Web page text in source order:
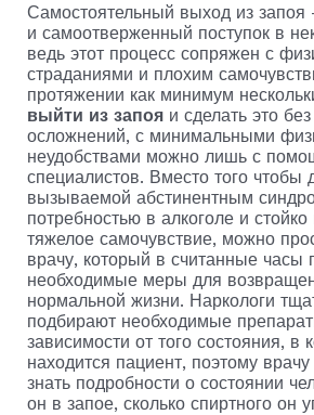
Самостоятельный выход из запоя
и самоотверженный поступок в
ведь этот процесс сопряжен с
страданиями и плохим
протяжении как минимум
выйти из запояи сделать это без
осложнений, с минимальными
неудобствами можно лишь с
специалистов. Вместо того чтобы
вызываемой абстинентным
потребностью в алкоголе и стойко
тяжелое самочувствие, можно
врачу, который в считанные часы
необходимые меры для
нормальной жизни. Наркологи
подбирают необходимые
зависимости от того состояния, в
находится пациент, поэтому
знать подробности о состоянии
он в запое, сколько спиртного он